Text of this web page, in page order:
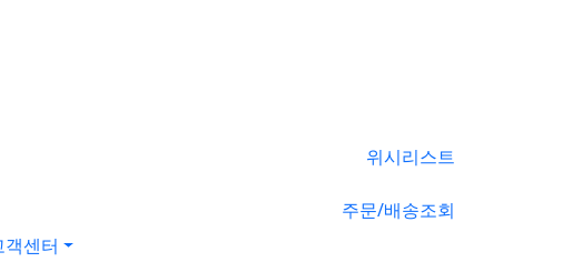
위시리스트
주문/배송조회
객센터